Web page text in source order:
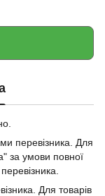
перевізника. Для
за умови повної
Для товарів